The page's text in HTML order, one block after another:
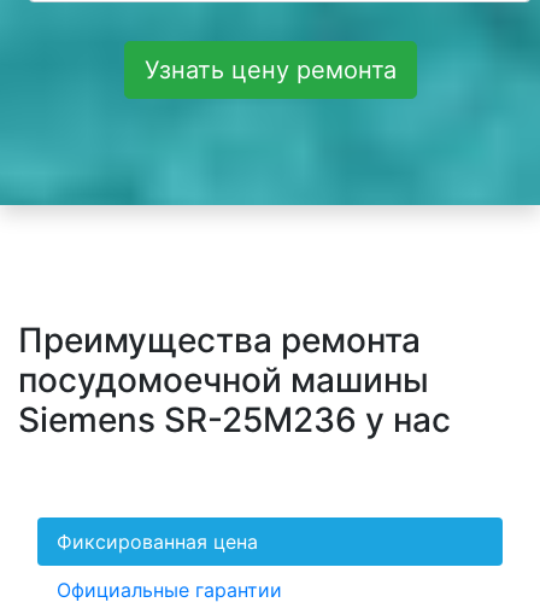
Узнать цену ремонта
Преимущества ремонта
посудомоечной машины
Siemens SR-25M236 у нас
Фиксированная цена
Официальные гарантии